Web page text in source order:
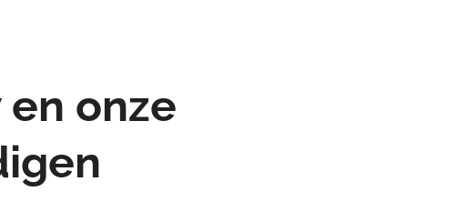
het
onze